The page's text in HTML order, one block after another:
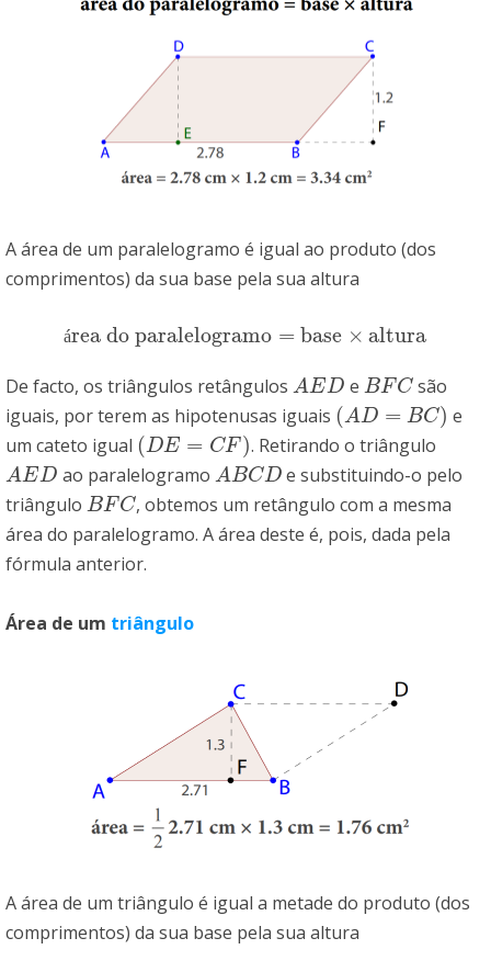
A área de um paralelogramo é igual ao produto (dos
comprimentos) da sua base pela sua altura
área do paralelogramo = base × altura
área do paralelogramo=base×altura
De facto, os triângulos retângulos AED
AED e BFC
BFC
são
iguais, por terem as hipotenusas iguais (AD = BC)
(AD=BC)
e
um cateto igual (DE = CF)
(DE=C F) . Retirando o triângulo
AED
AED ao paralelogramo ABCD
ABCD
e substituindo-o pelo
triângulo BF C
BFC
, obtemos um retângulo com a mesma
área do paralelogramo. A área deste é, pois, dada pela
fórmula anterior.
Área de um triângulo
A área de um triângulo é igual a metade do produto (dos
comprimentos) da sua base pela sua altura